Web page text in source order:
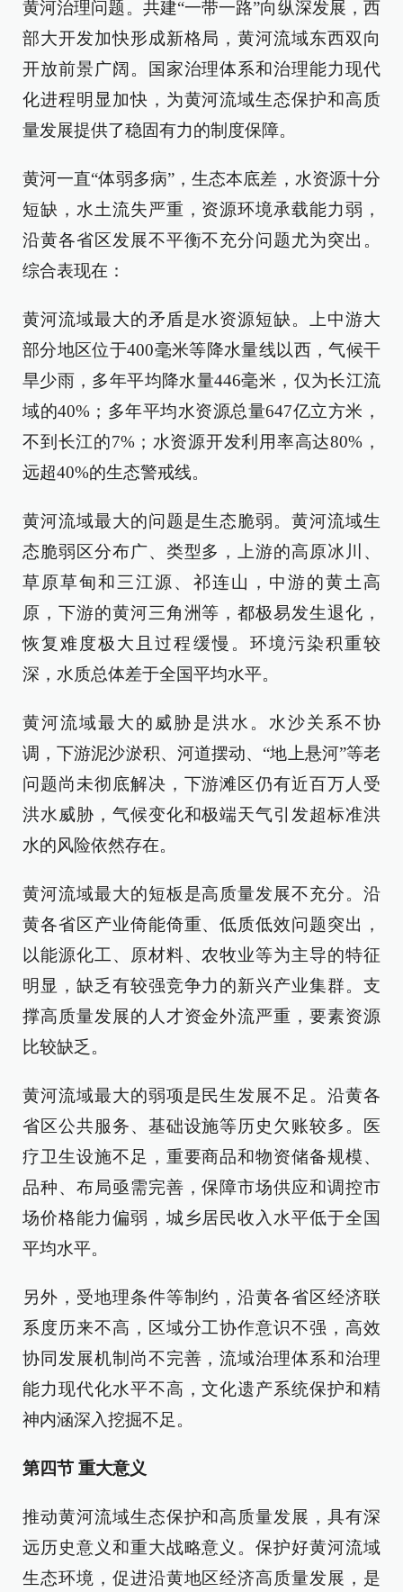
黄河治理问题。共建“一带一路”向纵深发展，西
部大开发加快形成新格局，黄河流域东西双向
开放前景广阔。国家治理体系和治理能力现代
化进程明显加快，为黄河流域生态保护和高质
量发展提供了稳固有力的制度保障。
黄河一直“体弱多病”，生态本底差，水资源十分
短缺，水土流失严重，资源环境承载能力弱，
沿黄各省区发展不平衡不充分问题尤为突出。
综合表现在：
黄河流域最大的矛盾是水资源短缺。上中游大
部分地区位于400毫米等降水量线以西，气候干
旱少雨，多年平均降水量446毫米，仅为长江流
域的40%；多年平均水资源总量647亿立方米，
不到长江的7%；水资源开发利用率高达80%，
远超40%的生态警戒线。
黄河流域最大的问题是生态脆弱。黄河流域生
态脆弱区分布广、类型多，上游的高原冰川、
草原草甸和三江源、祁连山，中游的黄土高
原，下游的黄河三角洲等，都极易发生退化，
恢复难度极大且过程缓慢。环境污染积重较
深，水质总体差于全国平均水平。
黄河流域最大的威胁是洪水。水沙关系不协
调，下游泥沙淤积、河道摆动、“地上悬河”等老
问题尚未彻底解决，下游滩区仍有近百万人受
洪水威胁，气候变化和极端天气引发超标准洪
水的风险依然存在。
黄河流域最大的短板是高质量发展不充分。沿
黄各省区产业倚能倚重、低质低效问题突出，
以能源化工、原材料、农牧业等为主导的特征
明显，缺乏有较强竞争力的新兴产业集群。支
撑高质量发展的人才资金外流严重，要素资源
比较缺乏。
黄河流域最大的弱项是民生发展不足。沿黄各
省区公共服务、基础设施等历史欠账较多。医
疗卫生设施不足，重要商品和物资储备规模、
品种、布局亟需完善，保障市场供应和调控市
场价格能力偏弱，城乡居民收入水平低于全国
平均水平。
另外，受地理条件等制约，沿黄各省区经济联
系度历来不高，区域分工协作意识不强，高效
协同发展机制尚不完善，流域治理体系和治理
能力现代化水平不高，文化遗产系统保护和精
神内涵深入挖掘不足。
第四节 重大意义
推动黄河流域生态保护和高质量发展，具有深
远历史意义和重大战略意义。保护好黄河流域
生态环境，促进沿黄地区经济高质量发展，是